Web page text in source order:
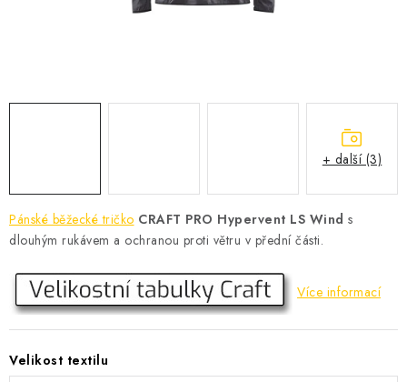
MEGA SLEVY
NOVINKY MIZUNO
NOVINKY INOV-8
Pánské běžecké tričko CRAFT PRO Hypervent LS Wind s
dlouhým rukávem a ochranou proti větru v přední části.
Více informací
Velikost textilu
+ další (3)